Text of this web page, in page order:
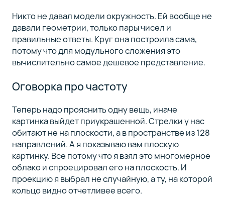
Никто не давал модели окружность. Ей вообще не
давали геометрии, только пары чисел и
правильные ответы. Круг она построила сама,
потому что для модульного сложения это
вычислительно самое дешевое представление.
Оговорка про частоту
Теперь надо прояснить одну вещь, иначе
картинка выйдет приукрашенной. Стрелки у нас
обитают не на плоскости, а в пространстве из 128
направлений. А я показываю вам плоскую
картинку. Все потому что я взял это многомерное
облако и спроецировал его на плоскость. И
проекцию я выбрал не случайную, а ту, на которой
кольцо видно отчетливее всего.